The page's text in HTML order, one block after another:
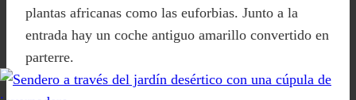
plantas africanas como las euforbias. Junto a la
entrada hay un coche antiguo amarillo convertido en
parterre.